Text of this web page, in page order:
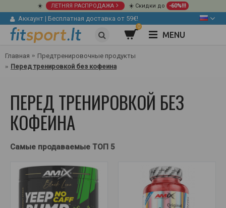
☀️ ЛЕТНЯЯ РАСПРОДАЖА ☀️ Скидки до -60%!!!
Аккаунт | Бесплатная доставка от 59€!
0
MENU
Главная
Предтренировочные продукты
Перед тренировкой без кофеина
ПЕРЕД ТРЕНИРОВКОЙ БЕЗ
КОФЕИНА
Самые продаваемые ТОП 5